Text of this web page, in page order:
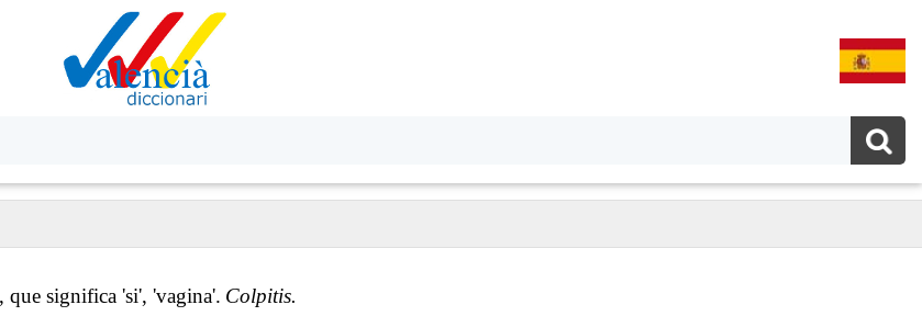
, que significa 'si', 'vagina'. Colpitis.